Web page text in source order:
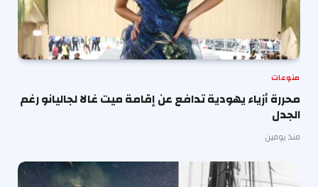
منوعات
محررة أزياء يهودية تدافع عن إقامة ميت غالا لجاليانو رغم
الجدل
منذ يومين